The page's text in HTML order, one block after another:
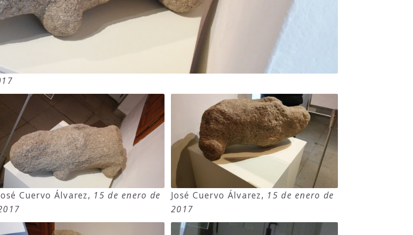
Cuervo Álvarez, 15 de enero de
José Cuervo Álvarez, 15 de enero de
2017